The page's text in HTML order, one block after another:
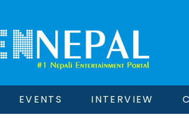
EVENTS INTERVIEW